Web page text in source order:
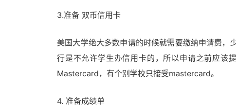
3.准备 双币信用卡
美国大学绝大多数申请的时候就需要缴纳申请费，
行是不允许学生办信用卡的，所以申请之前应该
Mastercard，有个别学校只接受mastercard。
4. 准备成绩单